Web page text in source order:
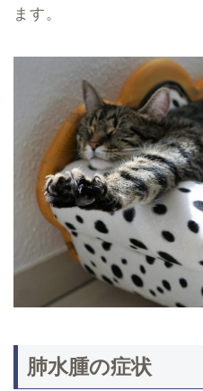
ます。
肺水腫の症状